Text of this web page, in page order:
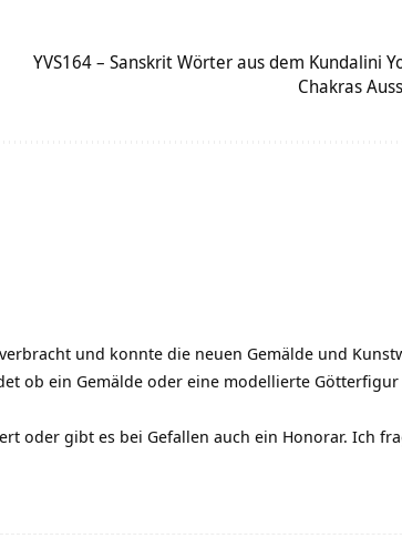
YVS164 – Sanskrit Wörter aus dem Kundalini
Chakras
und konnte die neuen Gemälde und
ob ein Gemälde oder eine modellierte
oder gibt es bei Gefallen auch ein Honorar. Ich